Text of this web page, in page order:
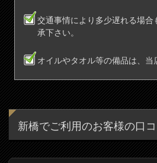
交通事情により多少遅れる場合
承下さい。
オイルやタオル等の備品は、当
新橋でご利用のお客様の口